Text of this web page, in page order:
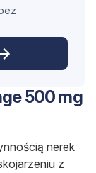
500 mg
nerek
z